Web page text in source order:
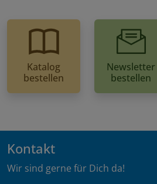
Katalog
bestellen
Newsletter
bestellen
Kontakt
Wir sind gerne für Dich da!